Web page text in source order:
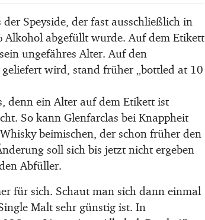
Speyside, der fast ausschließlich in
Alkohol abgefüllt wurde. Auf dem Etikett
ungefähres Alter. Auf den
wird, stand früher „bottled at 10
denn ein Alter auf dem Etikett ist
So kann Glenfarclas bei Knappheit
beimischen, der schon früher den
soll sich bis jetzt nicht ergeben
Abfüller.
für sich. Schaut man sich dann einmal
Malt sehr günstig ist. In